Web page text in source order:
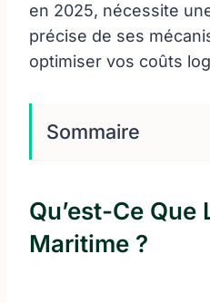
en 2025, nécessite
précise de ses
optimiser vos coûts
Sommaire
Qu’est-Ce Que
Maritime ?